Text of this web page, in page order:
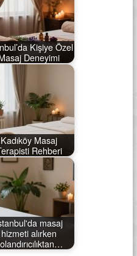
Kişiye Özel
Deneyimi
Kadıköy Masaj
Rehberi
masaj
hizmeti alırken